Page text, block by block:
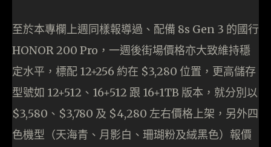
至於本專欄上週同樣報導過、配備 8s Gen 3 的國行
HONOR 200 Pro，一週後街場價格亦大致維持穩
定水平，標配 12+256 約在 $3,280 位置，更高儲存
型號如 12+512、16+512 跟 16+1TB 版本，就分別以
$3,580、$3,780 及 $4,280 左右價格上架，另外四
色機型（天海青、月影白、珊瑚粉及絨黑色）報價